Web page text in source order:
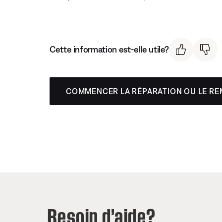
Cette information est-elle utile?
COMMENCER LA RÉPARATION OU LE
Besoin d’aide?